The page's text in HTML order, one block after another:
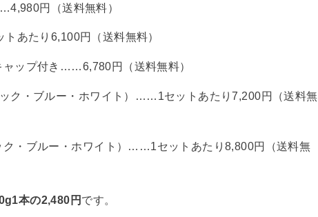
円（送料無料）
あたり6,100円（送料無料）
ップ付き……6,780円（送料無料）
ク・ブルー・ホワイト）……1セットあたり7,200円（送料無
・ブルー・ホワイト）……1セットあたり8,800円（送料無
本の2,480円 です。